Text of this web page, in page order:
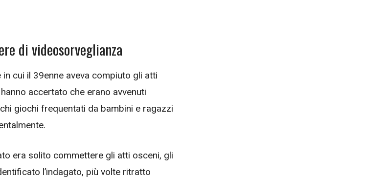
di videosorveglianza
cui il 39enne aveva compiuto gli atti
accertato che erano avvenuti
giochi frequentati da bambini e ragazzi
era solito commettere gli atti osceni, gli
l’indagato, più volte ritratto